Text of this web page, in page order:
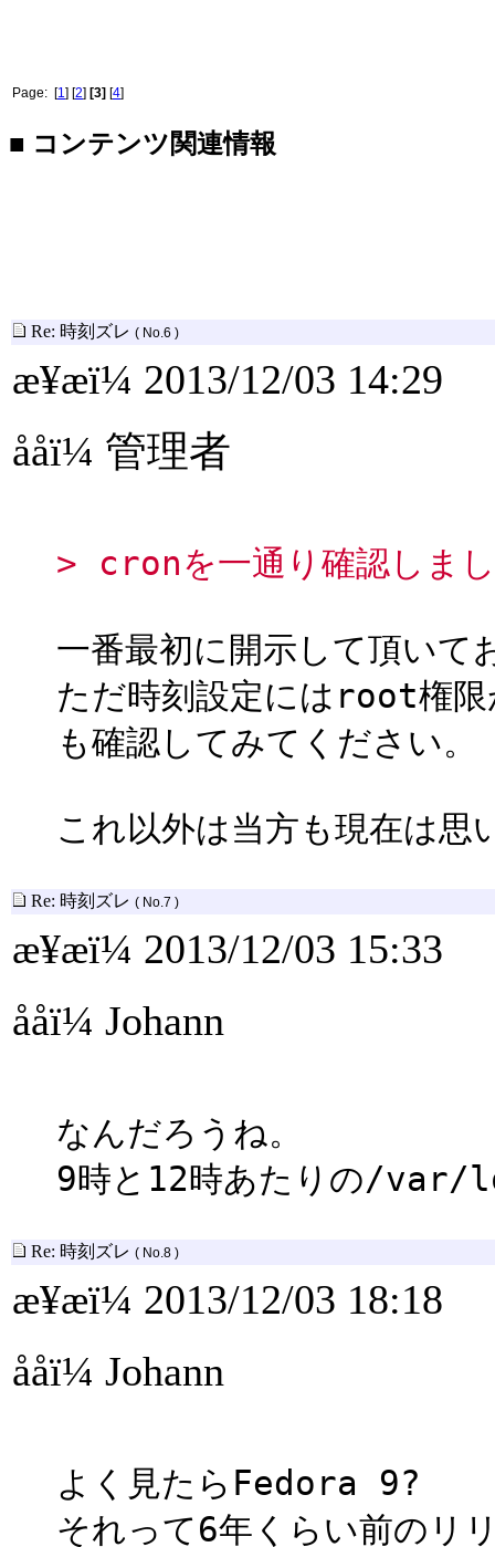
Page: [1] [2] [3] [4]
■ コンテンツ関連情報
Re: 時刻ズレ ( No.6 )
æ¥æï¼ 2013/12/03 14:29
ååï¼ 管理者
> cronを一通り確認しま
一番最初に開示して頂い
ただ時刻設定にはroot権
も確認してみてください。
これ以外は当方も現在は思
Re: 時刻ズレ ( No.7 )
æ¥æï¼ 2013/12/03 15:33
ååï¼ Johann
なんだろうね。
9時と12時あたりの/var/
Re: 時刻ズレ ( No.8 )
æ¥æï¼ 2013/12/03 18:18
ååï¼ Johann
よく見たらFedora 9?
それって6年くらい前のリ